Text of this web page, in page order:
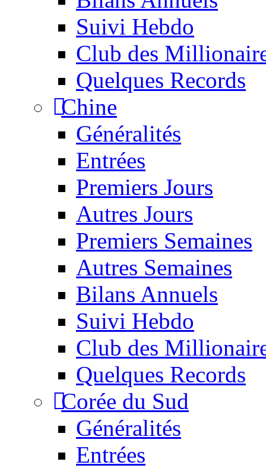
Suivi Hebdo
Club des
Quelques Records
Chine
Généralités
Entrées
Premiers Jours
Autres Jours
Premiers Semaines
Autres Semaines
Bilans Annuels
Suivi Hebdo
Club des
Quelques Records
Corée du Sud
Généralités
Entrées